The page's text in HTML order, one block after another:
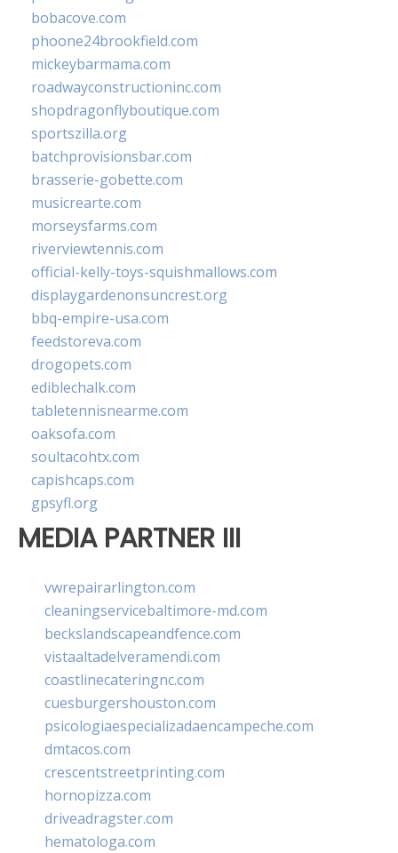
bobacove.com
phoone24brookfield.com
mickeybarmama.com
roadwayconstructioninc.com
shopdragonflyboutique.com
sportszilla.org
batchprovisionsbar.com
brasserie-gobette.com
musicrearte.com
morseysfarms.com
riverviewtennis.com
official-kelly-toys-squishmallows.com
displaygardenonsuncrest.org
bbq-empire-usa.com
feedstoreva.com
drogopets.com
ediblechalk.com
tabletennisnearme.com
oaksofa.com
soultacohtx.com
capishcaps.com
gpsyfl.org
MEDIA PARTNER III
vwrepairarlington.com
cleaningservicebaltimore-md.com
beckslandscapeandfence.com
vistaaltadelveramendi.com
coastlinecateringnc.com
cuesburgershouston.com
psicologiaespecializadaencampeche.com
dmtacos.com
crescentstreetprinting.com
hornopizza.com
driveadragster.com
hematologa.com